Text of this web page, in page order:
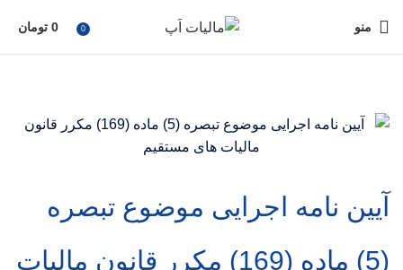
منو 0
0 تومان
آیین نامه اجرایی موضوع تبصره
(5) ماده (169) مکرر قانون مالیات